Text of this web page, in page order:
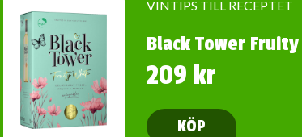
VINTIPS TILL RECEPTET
Black Tower
209 kr
KÖP